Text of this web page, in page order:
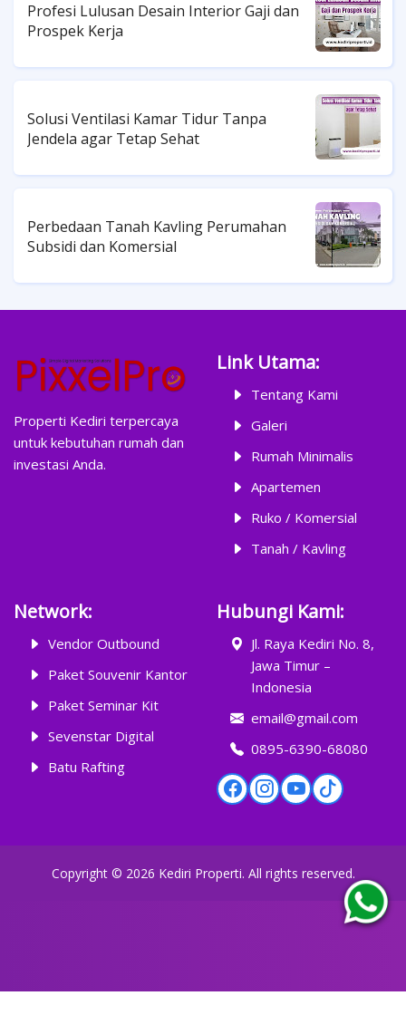
Profesi Lulusan Desain Interior Gaji dan
Prospek Kerja
Solusi Ventilasi Kamar Tidur Tanpa
Jendela agar Tetap Sehat
Perbedaan Tanah Kavling Perumahan
Subsidi dan Komersial
Properti Kediri terpercaya
untuk kebutuhan rumah dan
investasi Anda.
Link Utama:
Tentang Kami
Galeri
Rumah Minimalis
Apartemen
Ruko / Komersial
Tanah / Kavling
Network:
Vendor Outbound
Paket Souvenir Kantor
Paket Seminar Kit
Sevenstar Digital
Batu Rafting
Hubungi Kami:
Jl. Raya Kediri No. 8,
Jawa Timur –
Indonesia
email@gmail.com
0895-6390-68080
Copyright © 2026 Kediri Properti. All rights reserved.